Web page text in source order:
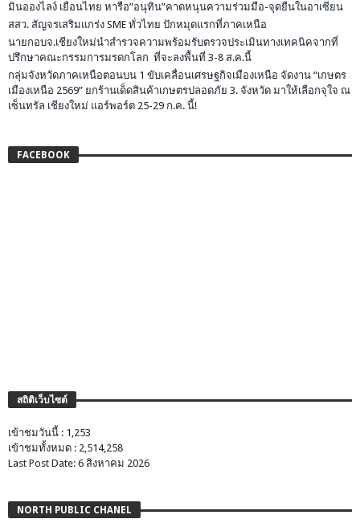
มินอองไลง์ เยือนไทย หารือ”อนุทิน”คาดหนุนความร่วมมือ-จุดยืนในอาเซียน
สสว. สัญจรเสริมแกร่ง SME ทั่วไทย ปักหมุดแรกที่ภาคเหนือ
นายกอบจ.เชียงใหม่นำสำรวจความพร้อมรับตรวจประเมินทางเทคนิคจากที่
ปรึกษาคณะกรรมการมรดกโลก ที่จะลงพื้นที่ 3-8 ส.ค.นี้
กลุ่มจังหวัดภาคเหนือตอนบน 1 ขับเคลื่อนเศรษฐกิจเมืองเหนือ จัดงาน “เกษตร
เมืองเหนือ 2569” ยกร้านเด็ดสินค้าเกษตรปลอดภัย 3. จังหวัด มาให้เลือกจุใจ ณ
เซ็นทรัล เชียงใหม่ แอร์พอร์ต 25-29 ก.ค. นี้!
FACEBOOK
สถิติเว็บไซต์
เข้าชมวันนี้ : 1,253
เข้าชมทั้งหมด : 2,514,258
Last Post Date: 6 สิงหาคม 2026
NORTH PUBLIC CHANEL